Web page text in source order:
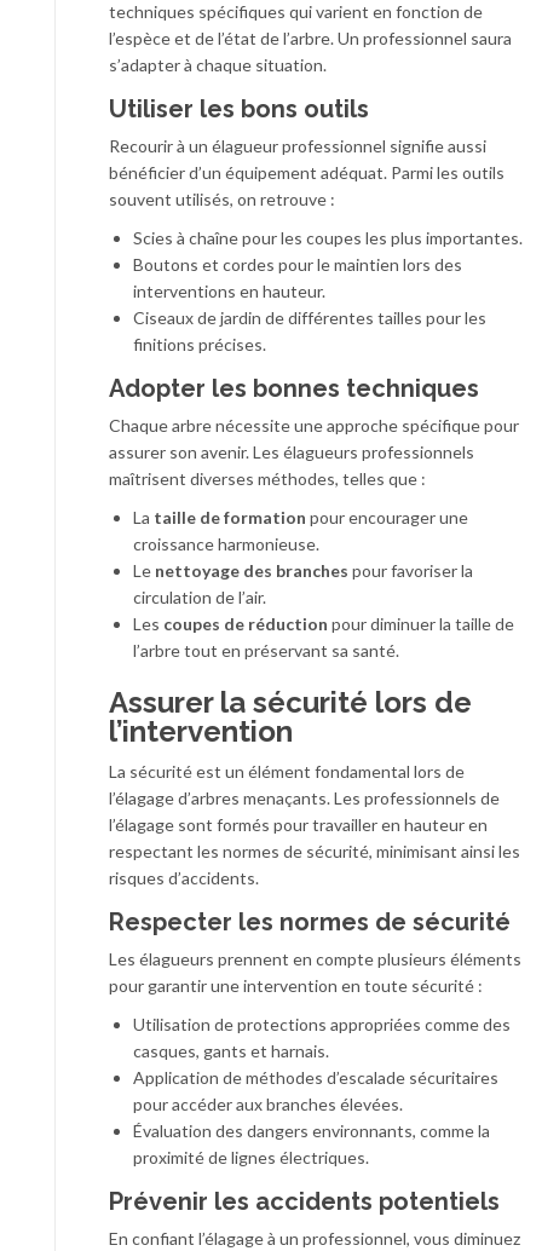
techniques spécifiques qui varient en fonction de
l’espèce et de l’état de l’arbre. Un professionnel saura
s’adapter à chaque situation.
Utiliser les bons outils
Recourir à un élagueur professionnel signifie aussi
bénéficier d’un équipement adéquat. Parmi les outils
souvent utilisés, on retrouve :
Scies à chaîne pour les coupes les plus importantes.
Boutons et cordes pour le maintien lors des
interventions en hauteur.
Ciseaux de jardin de différentes tailles pour les
finitions précises.
Adopter les bonnes techniques
Chaque arbre nécessite une approche spécifique pour
assurer son avenir. Les élagueurs professionnels
maîtrisent diverses méthodes, telles que :
La taille de formation pour encourager une
croissance harmonieuse.
Le nettoyage des branches pour favoriser la
circulation de l’air.
Les coupes de réduction pour diminuer la taille de
l’arbre tout en préservant sa santé.
Assurer la sécurité lors de
l’intervention
La sécurité est un élément fondamental lors de
l’élagage d’arbres menaçants. Les professionnels de
l’élagage sont formés pour travailler en hauteur en
respectant les normes de sécurité, minimisant ainsi les
risques d’accidents.
Respecter les normes de sécurité
Les élagueurs prennent en compte plusieurs éléments
pour garantir une intervention en toute sécurité :
Utilisation de protections appropriées comme des
casques, gants et harnais.
Application de méthodes d’escalade sécuritaires
pour accéder aux branches élevées.
Évaluation des dangers environnants, comme la
proximité de lignes électriques.
Prévenir les accidents potentiels
En confiant l’élagage à un professionnel, vous diminuez